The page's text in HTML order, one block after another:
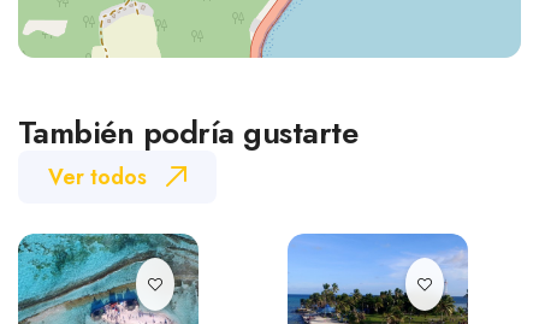
También podría gustarte
Ver todos